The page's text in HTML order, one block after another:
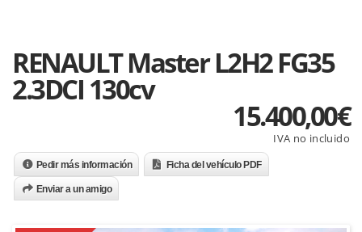
RENAULT Master L2H2 FG35
2.3DCI 130cv
15.400,00€
Pedir más información Ficha del vehículo PDF
Enviar a un amigo